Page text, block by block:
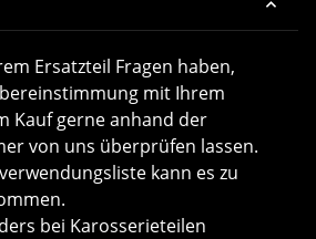
Ersatzteil Fragen haben,
mit Ihrem
Kauf gerne anhand der
von uns überprüfen lassen.
kann es zu
bei Karosserieteilen